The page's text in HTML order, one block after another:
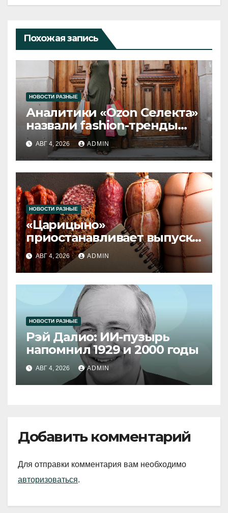
Похожая запись
НОВОСТИ РАЗНЫЕ
Аналитики «Ozon Селекта»
назвали fashion-тренды
2026 года
АВГ 4, 2026 ADMIN
НОВОСТИ РАЗНЫЕ
«Царицыно»
приостанавливает выпуск
продукции
АВГ 4, 2026 ADMIN
НОВОСТИ РАЗНЫЕ
Рэй Далио: ИИ-пузырь
напомнил 1929 и 2000 годы
АВГ 4, 2026 ADMIN
Добавить комментарий
Для отправки комментария вам необходимо
авторизоваться.